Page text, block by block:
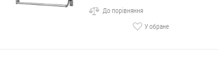
До порівняння
У обране